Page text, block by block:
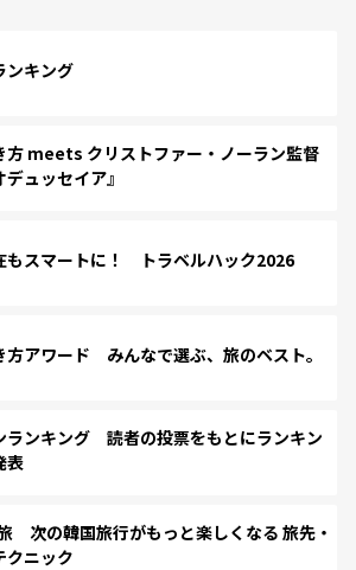
ンキング
方 meets クリストファー・ノーラン監督
ュッセイア』
もスマートに！ トラベルハック2026
方アワード みんなで選ぶ、旅のベスト。
ランキング 読者の投票をもとにランキン
表
次の韓国旅行がもっと楽しくなる 旅先・
クニック